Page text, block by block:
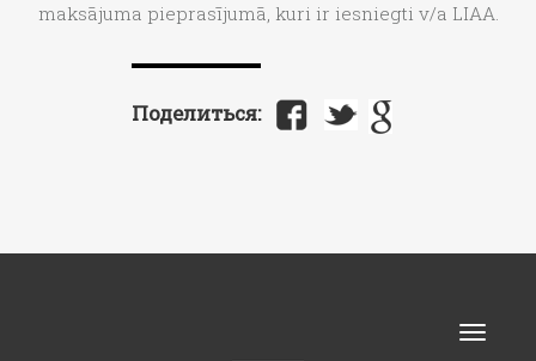
maksājuma pieprasījumā, kuri ir iesniegti v/a LIAA.
Поделиться:
Toggle